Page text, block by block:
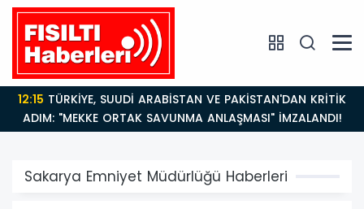
14:21BAKAN GÜRLEK’TEN TİGAD ÇALIŞTAYINDA Çarpıcı
AÇIKLAMALAR: "Pazar Günü Yeni Bir Aydınlığa
Uyanacağız"
Sakarya Emniyet Müdürlüğü Haberleri